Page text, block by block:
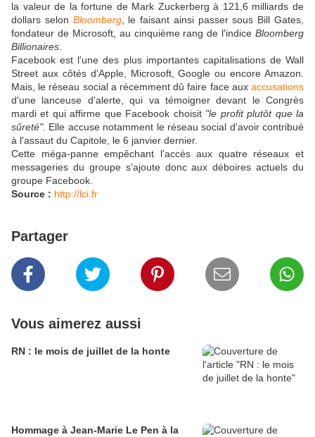
la valeur de la fortune de Mark Zuckerberg à 121,6 milliards de
dollars selon Bloomberg, le faisant ainsi passer sous Bill Gates,
fondateur de Microsoft, au cinquième rang de l'indice Bloomberg
Billionaires
Facebook est l'une des plus importantes capitalisations de Wall
Street aux côtés d'Apple, Microsoft, Google ou encore Amazon.
Mais, le réseau social a récemment dû faire face aux accusations
d'une lanceuse d'alerte, qui va témoigner devant le Congrès
mardi et qui affirme que Facebook choisit "le profit plutôt que la
sûreté". Elle accuse notamment le réseau social d'avoir contribué
à l'assaut du Capitole, le 6 janvier dernier.
Cette méga-panne empêchant l'accès aux quatre réseaux et
messageries du groupe s'ajoute donc aux déboires actuels du
groupe Facebook.
Source : http://lci.fr
Partager
Vous aimerez aussi
RN : le mois de juillet de la honte
Hommage à Jean-Marie Le Pen à la